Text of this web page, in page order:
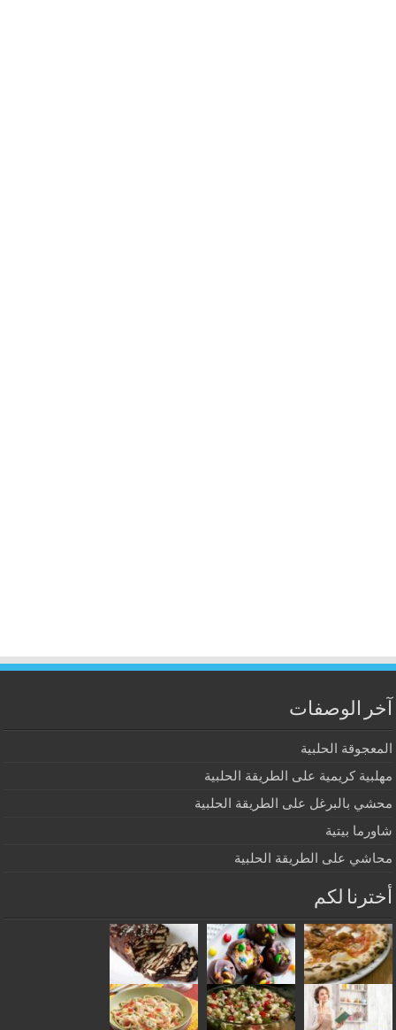
آخر الوصفات
المعجوقة الحلبية
مهلبية كريمية على الطريقة الحلبية
محشي بالبرغل على الطريقة الحلبية
شاورما بيتية
محاشي على الطريقة الحلبية
أخترنا لكم